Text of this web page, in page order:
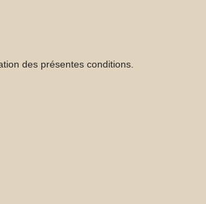
des présentes conditions.